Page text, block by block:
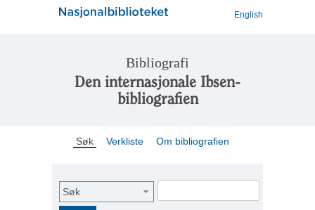
English
Bibliografi
Den internasjonale Ibsen-
bibliografien
Søk Verkliste Om bibliografien
Søk